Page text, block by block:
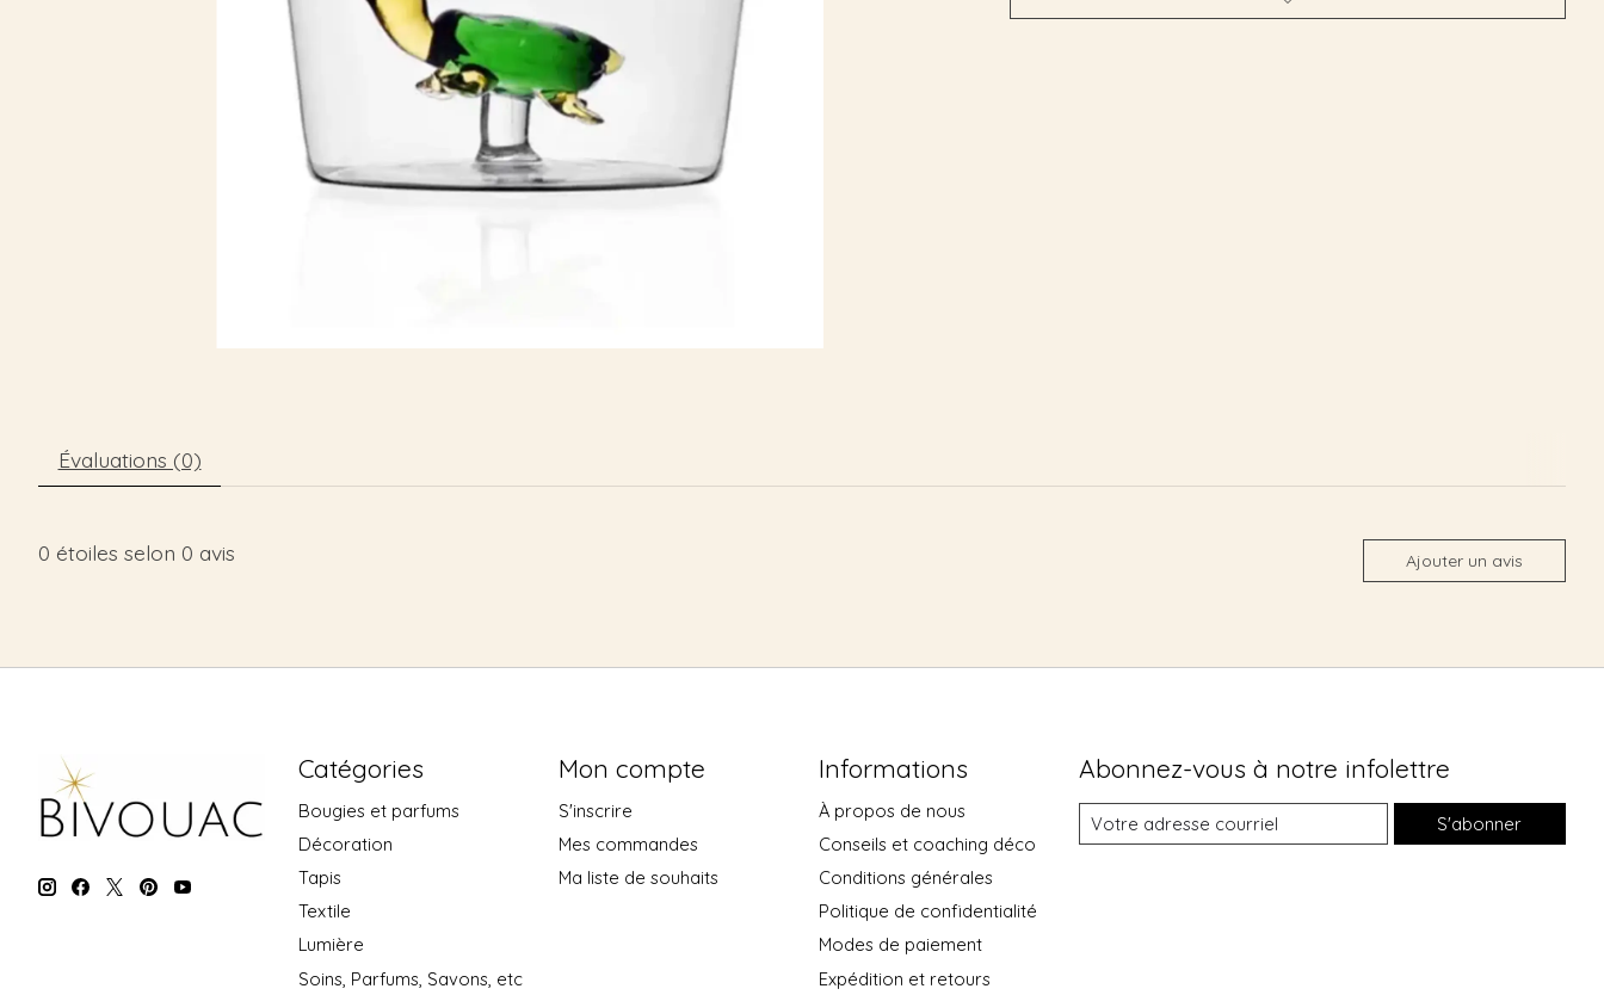
Évaluations (0)
0 étoiles selon 0 avis Ajouter un avis
Catégories
Bougies et parfums
Décoration
Tapis
Textile
Lumière
Soins, Parfums, Savons, etc
Mon compte
S'inscrire
Mes commandes
Ma liste de souhaits
Informations
À propos de nous
Conseils et coaching déco
Conditions générales
Politique de confidentialité
Modes de paiement
Expédition et retours
Abonnez-vous à notre infolettre
S'abonner